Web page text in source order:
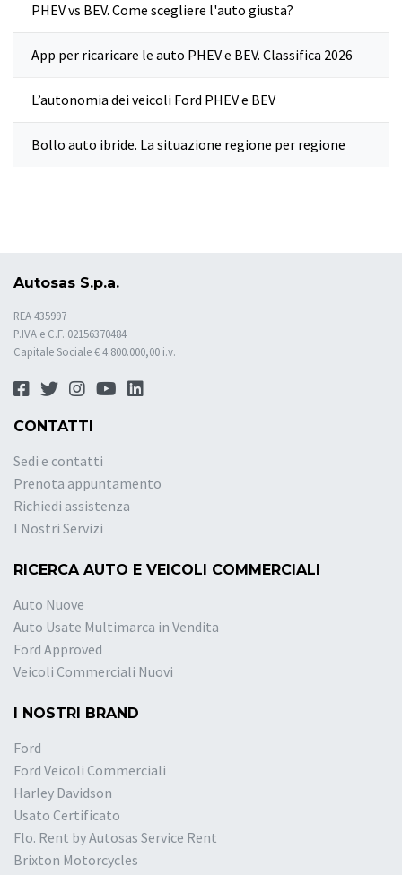
PHEV vs BEV. Come scegliere l'auto giusta?
App per ricaricare le auto PHEV e BEV. Classifica 2026
L’autonomia dei veicoli Ford PHEV e BEV
Bollo auto ibride. La situazione regione per regione
Autosas S.p.a.
REA 435997
P.IVA e C.F. 02156370484
Capitale Sociale € 4.800.000,00 i.v.
CONTATTI
Sedi e contatti
Prenota appuntamento
Richiedi assistenza
I Nostri Servizi
RICERCA AUTO E VEICOLI COMMERCIALI
Auto Nuove
Auto Usate Multimarca in Vendita
Ford Approved
Veicoli Commerciali Nuovi
I NOSTRI BRAND
Ford
Ford Veicoli Commerciali
Harley Davidson
Usato Certificato
Flo. Rent by Autosas Service Rent
Brixton Motorcycles